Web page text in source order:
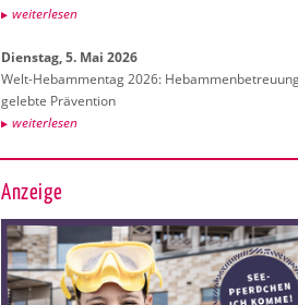
wei­ter­le­sen
Diens­tag, 5. Mai 2026
Welt-Heb­am­men­tag 2026:
ge­leb­te Prä­ven­ti­on
wei­ter­le­sen
Anzeige